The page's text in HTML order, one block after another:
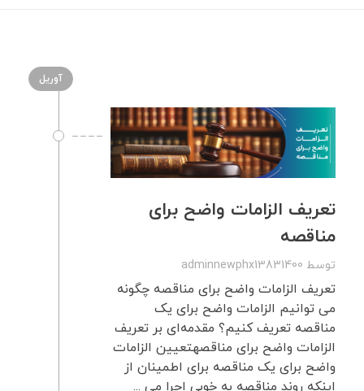
آوریل
تعریف الزامات واضح برای
مناقصه
توسط adminnewphx13831400
تعریف الزامات واضح برای مناقصه چگونه
می توانیم الزامات واضح برای یک
مناقصه تعریف کنیم؟ مقدمه‌ای بر تعریف
الزامات واضح برای مناقصهتعیین الزامات
واضح برای یک مناقصه برای اطمینان از
اینکه روند مناقصه به خوبی اجرا می ...